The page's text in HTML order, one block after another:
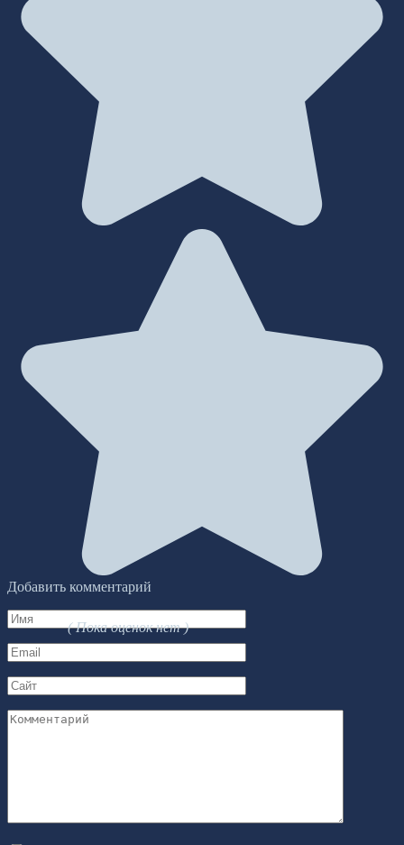
( Пока оценок нет )
Добавить комментарий
Имя
*
Email
*
Сайт
Комментарий